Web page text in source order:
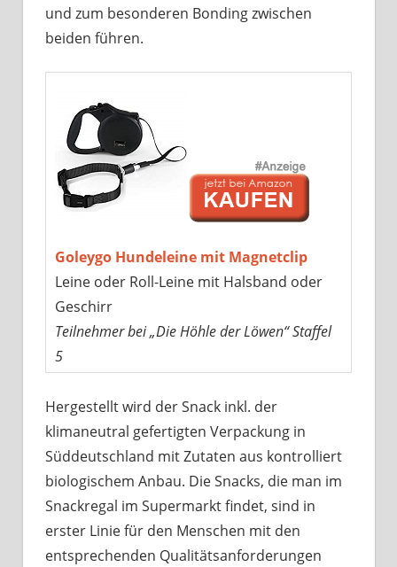
und zum besonderen Bonding zwischen
beiden führen.
Goleygo Hundeleine mit Magnetclip
Leine oder Roll-Leine mit Halsband oder
Geschirr
Teilnehmer bei „Die Höhle der Löwen“ Staffel
5
Hergestellt wird der Snack inkl. der
klimaneutral gefertigten Verpackung in
Süddeutschland mit Zutaten aus kontrolliert
biologischem Anbau. Die Snacks, die man im
Snackregal im Supermarkt findet, sind in
erster Linie für den Menschen mit den
entsprechenden Qualitätsanforderungen